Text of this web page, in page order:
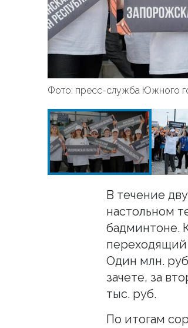
Фото: пресс-служба Южного
В течение
настольном
бадминтоне.
переходящий
Один млн.
зачете, за
тыс. руб.
По итогам